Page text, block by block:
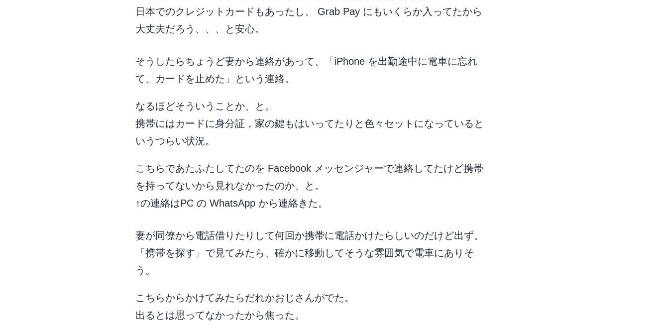
日本でのクレジットカードもあったし、 Grab Pay にもいくらか入ってたから
大丈夫だろう、、、と安心。
そうしたらちょうど妻から連絡があって、「iPhone を出勤途中に電車に忘れ
て、カードを止めた」という連絡。
なるほどそういうことか、と。
携帯にはカードに身分証，家の鍵もはいってたりと色々セットになっていると
いうつらい状況。
こちらであたふたしてたのを Facebook メッセンジャーで連絡してたけど携帯
を持ってないから見れなかったのか、と。
↑の連絡はPC の WhatsApp から連絡きた。
妻が同僚から電話借りたりして何回か携帯に電話かけたらしいのだけど出ず。
「携帯を探す」で見てみたら、確かに移動してそうな雰囲気で電車にありそ
う。
こちらからかけてみたらだれかおじさんがでた。
出るとは思ってなかったから焦った。